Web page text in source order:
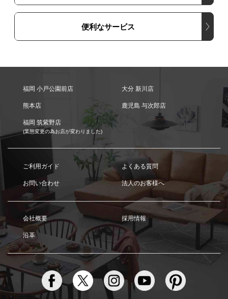
便利なサービス
福岡 小戸公園前店 大分 新川店
熊本店 鹿児島 与次郎店
福岡 筑紫野店
(業態変更の為お店が変わりました)
ご利用ガイド よくある質問
お問い合わせ 法人のお客様へ
会社概要 採用情報
沿革